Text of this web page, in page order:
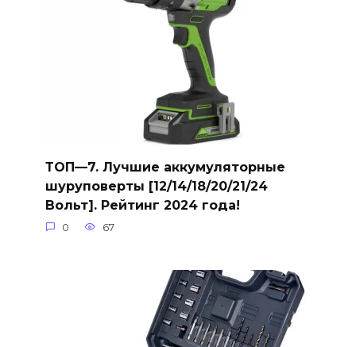
ТОП—7. Лучшие аккумуляторные
шуруповерты [12/14/18/20/21/24
Вольт]. Рейтинг 2024 года!
0 67